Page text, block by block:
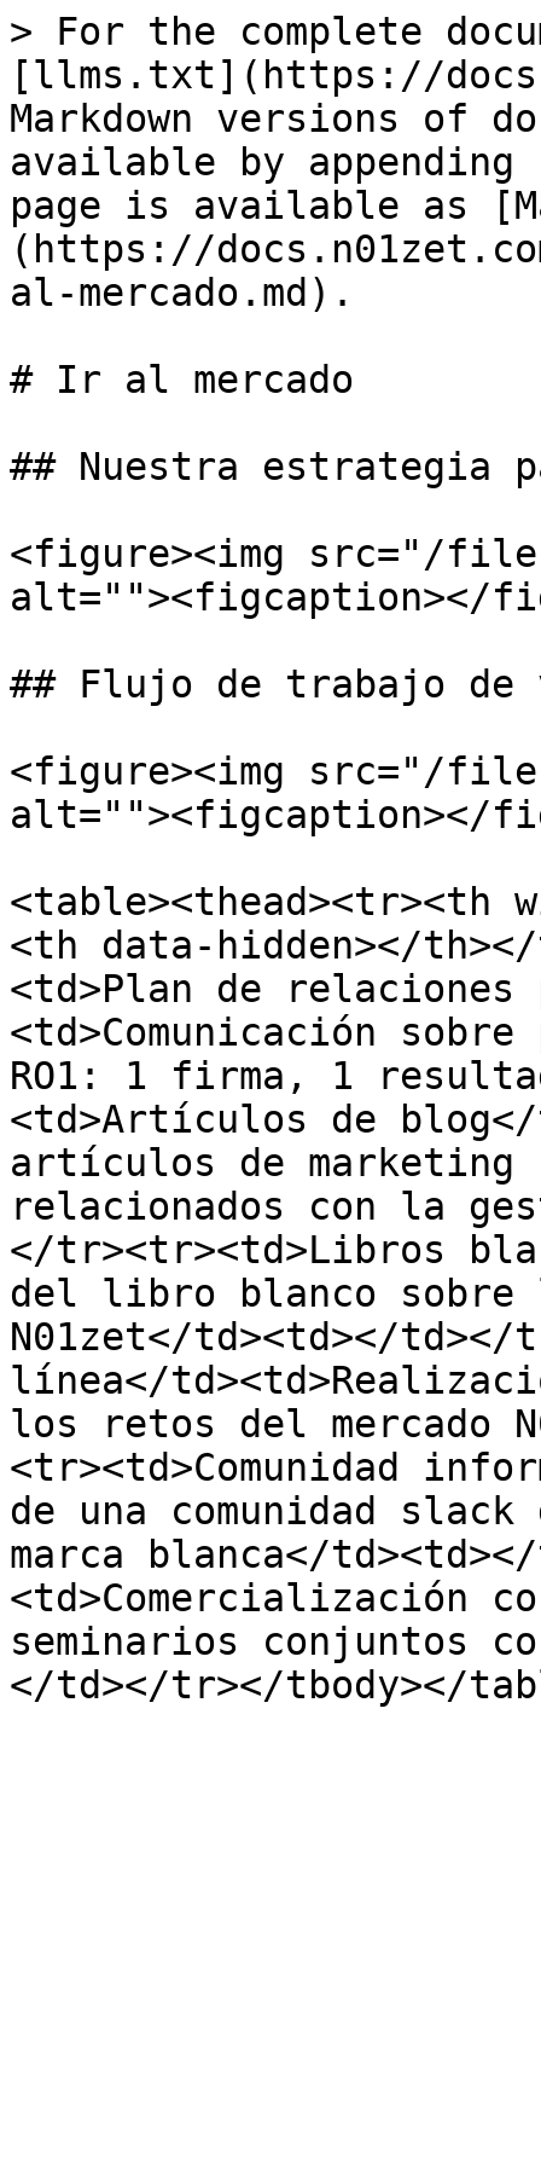
> For the complete
[llms.txt](https://
Markdown versions of
available by
page is available as
(https://
al-mercado.md).
# Ir al mercado
## Nuestra estrategia
<figure><img src="/files/
alt=""><figcaption></
## Flujo de trabajo de
<figure><img src="/files/
alt=""><figcaption></
<table><thead><tr><th
<th data-hidden></
<td>Plan de relaciones
<td>Comunicación
RO1: 1 firma, 1
<td>Artículos de blog</
artículos de marketing
relacionados con la
</tr><tr><td>Libros
del libro blanco sobre
N01zet</td><td></td></
línea</
los retos del mercado
<tr><td>Comunidad
de una comunidad
marca blanca</
<td>Comercialización
seminarios conjuntos